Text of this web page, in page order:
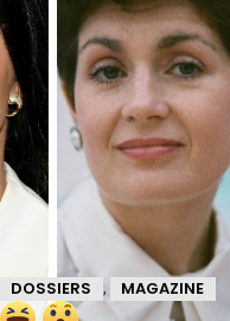
DOSSIERS , MAGAZINE